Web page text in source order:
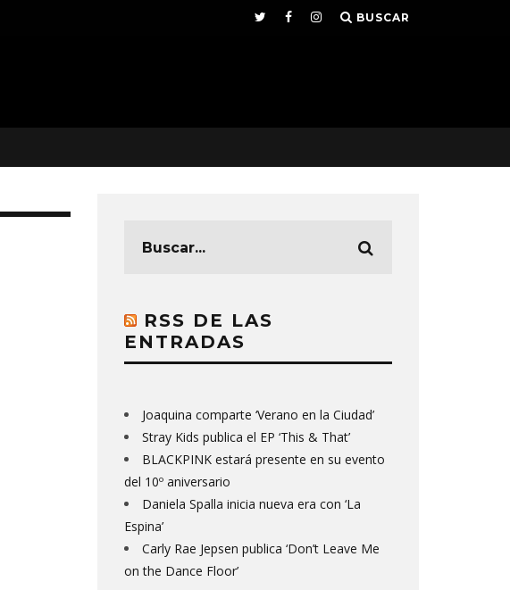
BUSCAR
RSS DE LAS
ENTRADAS
Joaquina comparte ‘Verano en la Ciudad’
Stray Kids publica el EP ‘This & That’
BLACKPINK estará presente en su evento
del 10º aniversario
Daniela Spalla inicia nueva era con ‘La
Espina’
Carly Rae Jepsen publica ‘Don’t Leave Me
on the Dance Floor’